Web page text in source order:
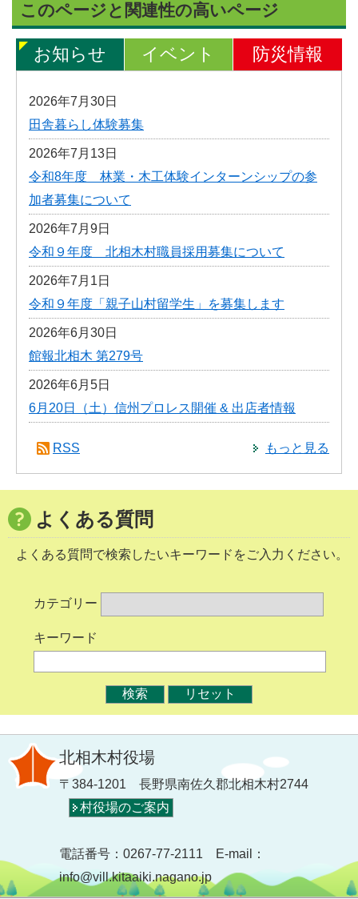
このページと関連性の高いページ
お知らせ イベント 防災情報
2026年7月30日
田舎暮らし体験募集
2026年7月13日
令和8年度 林業・木工体験インターンシップの参
加者募集について
2026年7月9日
令和９年度 北相木村職員採用募集について
2026年7月1日
令和９年度「親子山村留学生」を募集します
2026年6月30日
館報北相木 第279号
2026年6月5日
6月20日（土）信州プロレス開催 & 出店者情報
もっと見る
RSS
よくある質問
よくある質問で検索したいキーワードをご入力ください。
カテゴリー
キーワード
北相木村役場
〒384-1201 長野県南佐久郡北相木村2744
村役場のご案内
電話番号：0267-77-2111 E-mail：
info@vill.kitaaiki.nagano.jp